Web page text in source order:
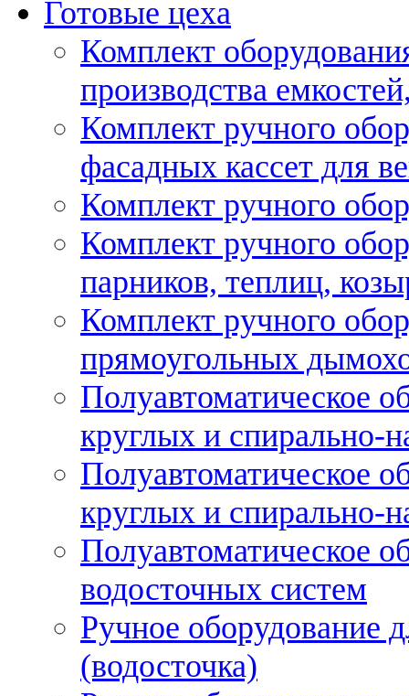
Готовые цеха
Комплект
производства
Комплект ручного
фасадных кассет для
Комплект ручного
Комплект ручного
парников, теплиц,
Комплект ручного
прямоугольных
Полуавтоматическое
круглых и спирально-
Полуавтоматическое
круглых и спирально-
Полуавтоматическое
водосточных систем
Ручное оборудование
(водосточка)